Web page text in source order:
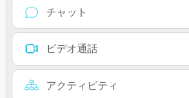
チャット
ビデオ通話
アクティビティ